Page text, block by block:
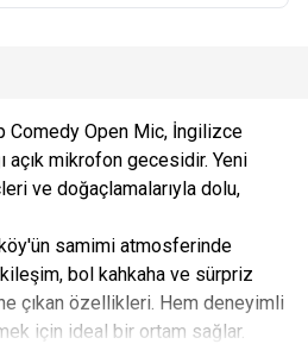
Comedy Open Mic, İngilizce
açık mikrofon gecesidir. Yeni
ve doğaçlamalarıyla dolu,
samimi atmosferinde
bol kahkaha ve sürpriz
çıkan özellikleri. Hem deneyimli
için ideal bir ortam sağlar.